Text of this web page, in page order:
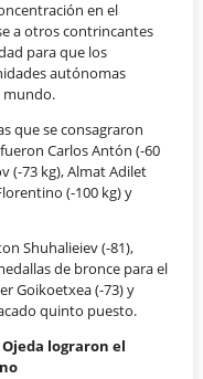
en el
a otros contrincantes
para que los
autónomas
mundo.
que se consagraron
Carlos Antón (-60
(-73 kg), Almat Adilet
(-100 kg) y
Shuhalieiev (-81),
de bronce para el
Goikoetxea (-73) y
quinto puesto.
lograron el